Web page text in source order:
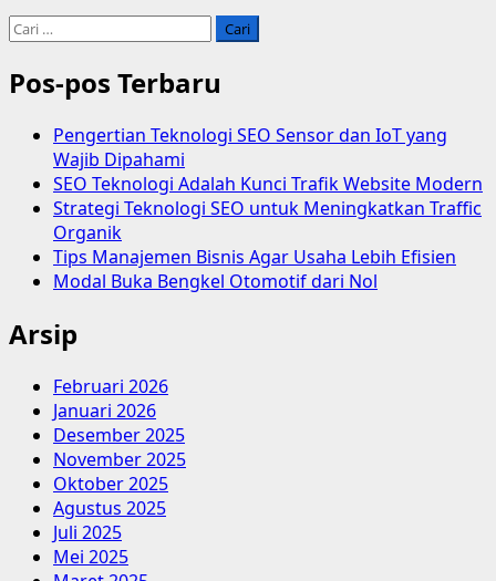
Cari
Pos-pos Terbaru
Pengertian Teknologi SEO Sensor dan IoT yang
Wajib Dipahami
SEO Teknologi Adalah Kunci Trafik Website Modern
Strategi Teknologi SEO untuk Meningkatkan Traffic
Organik
Tips Manajemen Bisnis Agar Usaha Lebih Efisien
Modal Buka Bengkel Otomotif dari Nol
Arsip
Februari 2026
Januari 2026
Desember 2025
November 2025
Oktober 2025
Agustus 2025
Juli 2025
Mei 2025